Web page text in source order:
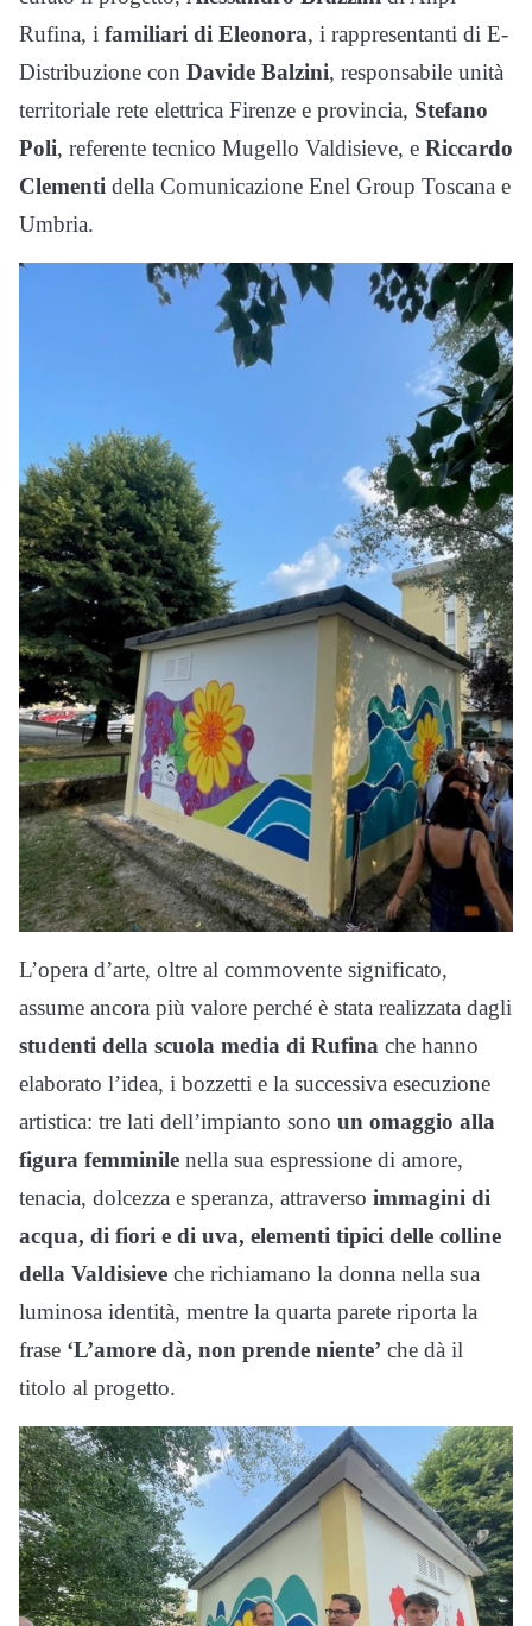
Rufina, i familiari di Eleonora, i rappresentanti di E-
Distribuzione con Davide Balzini, responsabile unità
territoriale rete elettrica Firenze e provincia, Stefano
Poli, referente tecnico Mugello Valdisieve, e Riccardo
Clementi della Comunicazione Enel Group Toscana e
Umbria.
L’opera d’arte, oltre al commovente significato,
assume ancora più valore perché è stata realizzata dagli
studenti della scuola media di Rufina che hanno
elaborato l’idea, i bozzetti e la successiva esecuzione
artistica: tre lati dell’impianto sono un omaggio alla
figura femminile nella sua espressione di amore,
tenacia, dolcezza e speranza, attraverso immagini di
acqua, di fiori e di uva, elementi tipici delle colline
della Valdisieve che richiamano la donna nella sua
luminosa identità, mentre la quarta parete riporta la
frase ‘L’amore dà, non prende niente’ che dà il
titolo al progetto.